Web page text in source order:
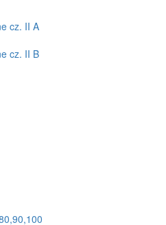
cz. II A
cz. II B